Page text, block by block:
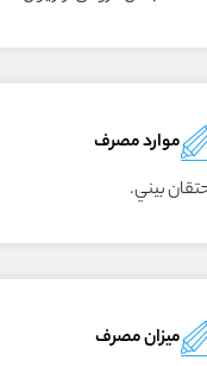
موارد مصرف
بيني.
میزان مصرف